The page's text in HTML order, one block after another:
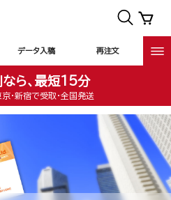
データ入稿 再注文
ら、最短15分
・新宿で受取・全国発送